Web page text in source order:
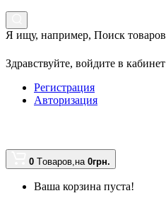
Я ищу, например, Поиск товаров
Здравствуйте, войдите в кабинет
Регистрация
Авторизация
0 Tоваров,на 0грн.
Ваша корзина пуста!